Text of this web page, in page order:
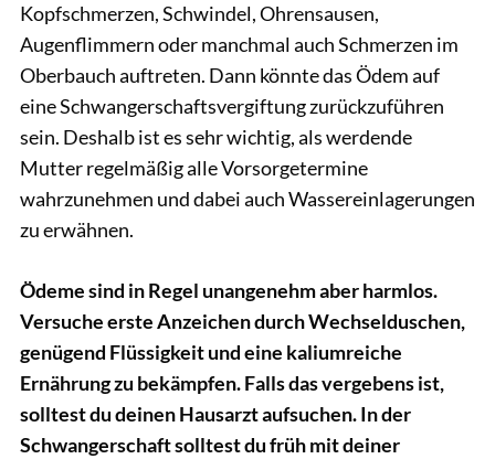
Kopfschmerzen, Schwindel, Ohrensausen,
Augenflimmern oder manchmal auch Schmerzen im
Oberbauch auftreten. Dann könnte das Ödem auf
eine Schwangerschaftsvergiftung zurückzuführen
sein. Deshalb ist es sehr wichtig, als werdende
Mutter regelmäßig alle Vorsorgetermine
wahrzunehmen und dabei auch Wassereinlagerungen
zu erwähnen.
Ödeme sind in Regel unangenehm aber harmlos.
Versuche erste Anzeichen durch Wechselduschen,
genügend Flüssigkeit und eine kaliumreiche
Ernährung zu bekämpfen. Falls das vergebens ist,
solltest du deinen Hausarzt aufsuchen. In der
Schwangerschaft solltest du früh mit deiner